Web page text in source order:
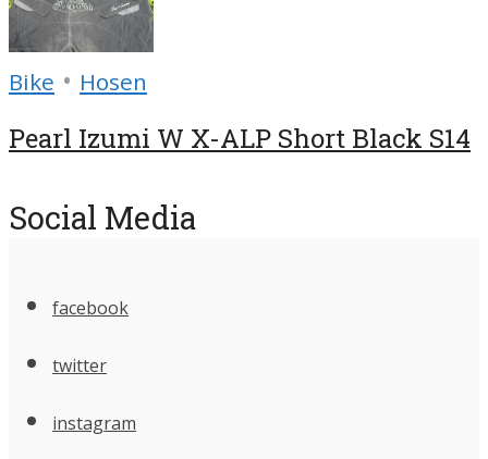
Bike • Hosen
Pearl Izumi W X-ALP Short Black S14
Social Media
facebook
twitter
instagram